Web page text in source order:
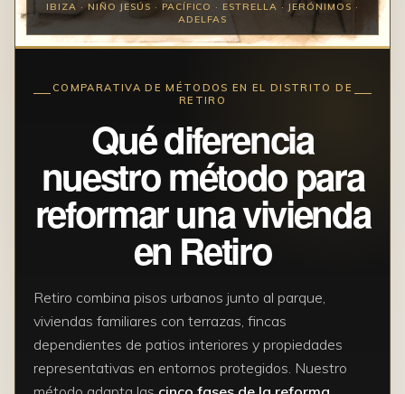
IBIZA · NIÑO JESÚS · PACÍFICO · ESTRELLA · JERÓNIMOS ·
ADELFAS
COMPARATIVA DE MÉTODOS EN EL DISTRITO DE
RETIRO
Qué diferencia
nuestro método para
reformar una vivienda
en Retiro
Retiro combina pisos urbanos junto al parque,
viviendas familiares con terrazas, fincas
dependientes de patios interiores y propiedades
representativas en entornos protegidos. Nuestro